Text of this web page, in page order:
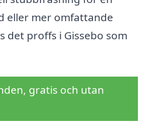
eller mer omfattande
det proffs i Gissebo som
gratis och utan